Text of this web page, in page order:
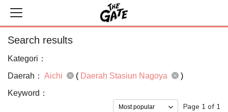
Search results
Kategori：
Daerah： Aichi ( Daerah Stasiun Nagoya
)
Keyword：
Page 1 of 1